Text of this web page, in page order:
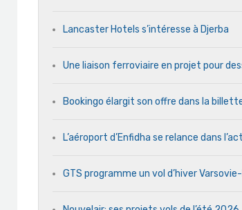
Lancaster Hotels s’intéresse à Djerba
Une liaison ferroviaire en projet pour
Bookingo élargit son offre dans la
L’aéroport d’Enfidha se relance dans
GTS programme un vol d’hiver